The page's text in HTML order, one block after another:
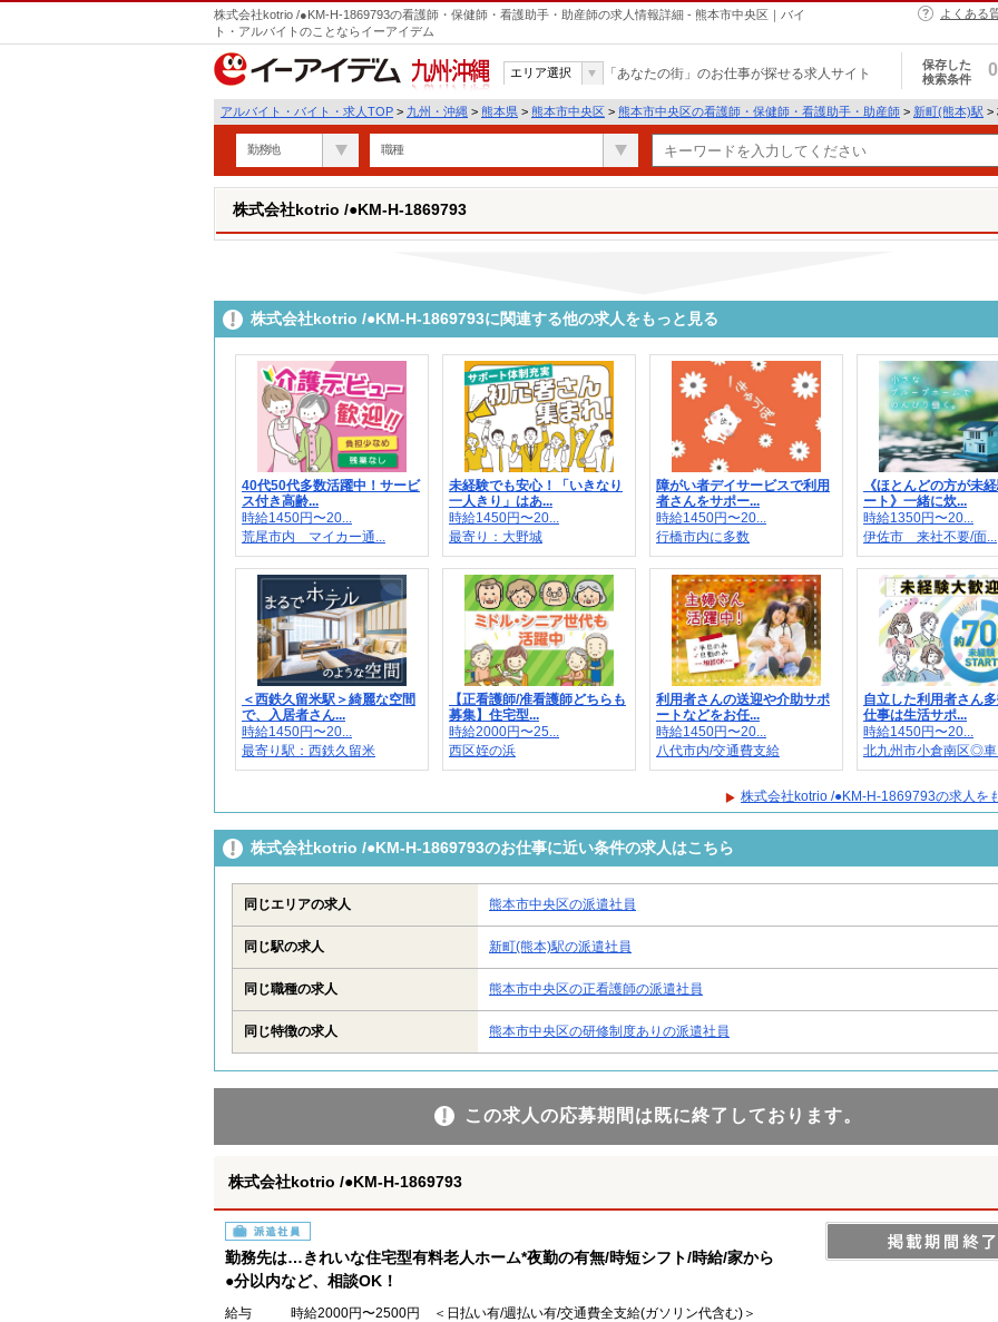
株式会社kotrio /●KM-H-1869793の看護師・保健師・看護助手・助産師の求人情報詳細 - 熊本市中央区｜バイ
ト・アルバイトのことならイーアイデム
よくある
九州・沖縄
エリア選択 「あなたの街」のお仕事が探せる求人サイト
保存した
検索条件
0
アルバイト・バイト・求人TOP > 九州・沖縄 > 熊本県 > 熊本市中央区 > 熊本市中央区の看護師・保健師・看護助手・助産師 > 新町(熊本)駅 >
勤務地 職種
株式会社kotrio /●KM-H-1869793
株式会社kotrio /●KM-H-1869793に関連する他の求人をもっと見る
40代50代多数活躍中！サービ
ス付き高齢...
時給1450円〜20...
荒尾市内 マイカー通...
未経験でも安心！「いきなり
一人きり」はあ...
時給1450円〜20...
最寄り：大野城
障がい者デイサービスで利用
者さんをサポー...
時給1450円〜20...
行橋市内に多数
《ほとんどの方が未
ート》一緒に炊...
時給1350円〜20...
伊佐市 来社不要/面...
＜西鉄久留米駅＞綺麗な空間
で、入居者さん...
時給1450円〜20...
最寄り駅：西鉄久留米
【正看護師/准看護師どちらも
募集】住宅型...
時給2000円〜25...
西区姪の浜
利用者さんの送迎や介助サポ
ートなどをお任...
時給1450円〜20...
八代市内/交通費支給
自立した利用者さん
仕事は生活サポ...
時給1450円〜20...
北九州市小倉南区◎車
株式会社kotrio /●KM-H-1869793の求人を
株式会社kotrio /●KM-H-1869793のお仕事に近い条件の求人はこちら
同じエリアの求人 熊本市中央区の派遣社員
同じ駅の求人 新町(熊本)駅の派遣社員
同じ職種の求人 熊本市中央区の正看護師の派遣社員
同じ特徴の求人 熊本市中央区の研修制度ありの派遣社員
この求人の応募期間は既に終了しております。
株式会社kotrio /●KM-H-1869793
派遣社員
勤務先は…きれいな住宅型有料老人ホーム*夜勤の有無/時短シフト/時給/家から
●分以内など、相談OK！
給与
時給2000円〜2500円 ＜日払い有/週払い有/交通費全支給(ガソリン代含む)＞